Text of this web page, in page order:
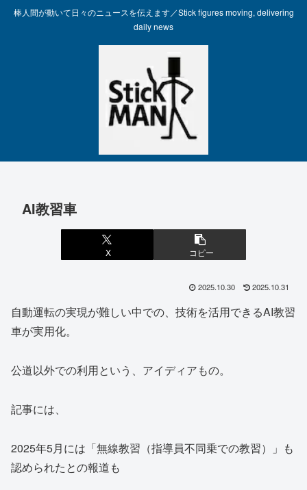
棒人間が動いて日々のニュースを伝えます／Stick figures moving, delivering
daily news
AI教習車
X コピー
2025.10.30 2025.10.31
自動運転の実現が難しい中での、技術を活用できるAI教習
車が実用化。
公道以外での利用という、アイディアもの。
記事には、
2025年5月には「無線教習（指導員不同乗での教習）」も
認められたとの報道も